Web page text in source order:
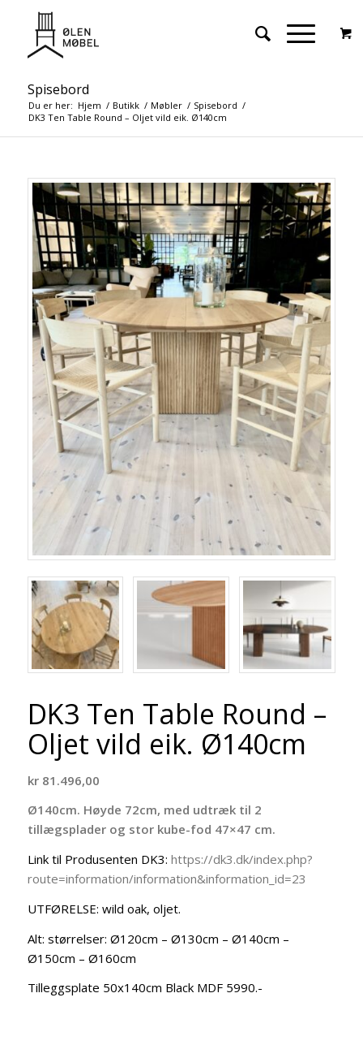
Spisebord
Du er her: Hjem / Butikk / Møbler / Spisebord /
DK3 Ten Table Round – Oljet vild eik. Ø140cm
DK3 Ten Table Round –
Oljet vild eik. Ø140cm
kr81.496,00
Ø140cm. Høyde 72cm, med udtræk til 2
tillægsplader og stor kube-fod 47×47 cm.
Link til Produsenten DK3: https://dk3.dk/index.php?
route=information/information&information_id=23
UTFØRELSE: wild oak, oljet.
Alt: størrelser: Ø120cm – Ø130cm – Ø140cm –
Ø150cm – Ø160cm
Tilleggsplate 50x140cm Black MDF 5990.-